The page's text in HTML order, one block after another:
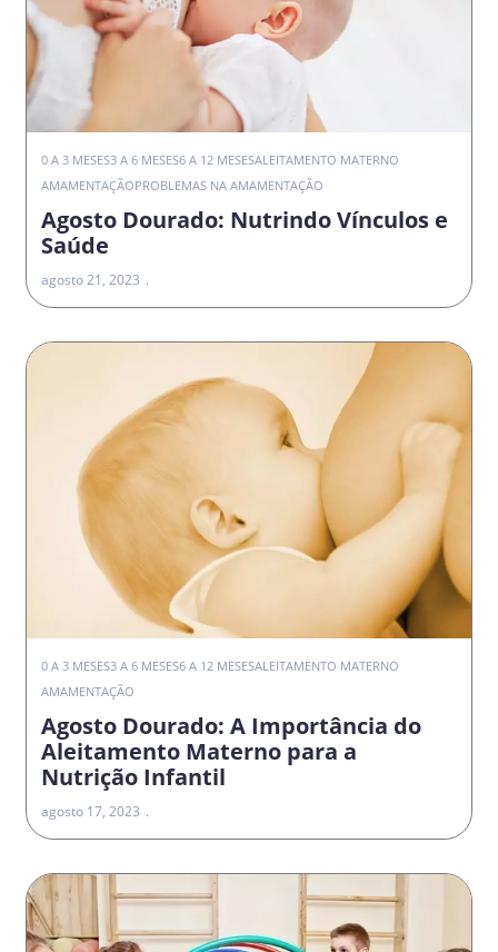
0 A 3 MESES3 A 6 MESES6 A 12 MESESALEITAMENTO MATERNO
AMAMENTAÇÃOPROBLEMAS NA AMAMENTAÇÃO
Agosto Dourado: Nutrindo Vínculos e
Saúde
agosto 21, 2023
0 A 3 MESES3 A 6 MESES6 A 12 MESESALEITAMENTO MATERNO
AMAMENTAÇÃO
Agosto Dourado: A Importância do
Aleitamento Materno para a
Nutrição Infantil
agosto 17, 2023